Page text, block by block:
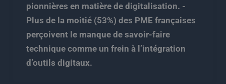
pionnières en matière de digitalisation. -
Plus de la moitié (53%) des PME françaises
perçoivent le manque de savoir-faire
technique comme un frein à l’intégration
d’outils digitaux.